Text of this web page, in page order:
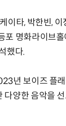
이타, 박한빈, 이
포 명화라이브
했다.
년 보이즈 플
다양한 음악을